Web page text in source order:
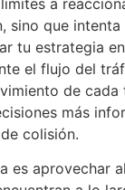
sino que intenta
tu estrategia
el flujo del
de
más
colisión.
es aprovechar